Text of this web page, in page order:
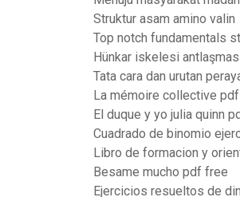
Struktur asam amino valin
Top notch fundamentals
Hünkar iskelesi
Tata cara dan urutan
La mémoire collective pdf
El duque y yo julia quinn
Cuadrado de binomio
Libro de formacion y
Besame mucho pdf free
Ejercicios resueltos de